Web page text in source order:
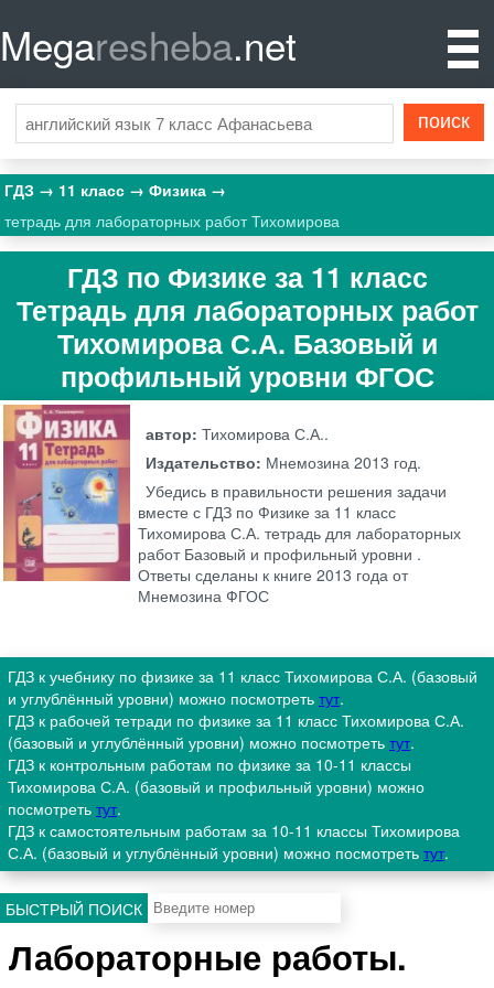
Megaresheba.net
ГДЗ 11 класс
Физика
тетрадь для лабораторных работ Тихомирова
ГДЗ по Физике за 11 класс
Тетрадь для лабораторных работ
Тихомирова С.А. Базовый и
профильный уровни ФГОС
автор:Тихомирова С.А..
Издательство: Мнемозина 2013 год.
Убедись в правильности решения задачи
вместе с ГДЗ по Физике за 11 класс
Тихомирова С.А. тетрадь для лабораторных
работ Базовый и профильный уровни .
Ответы сделаны к книге 2013 года от
Мнемозина ФГОС
ГДЗ к учебнику по физике за 11 класс Тихомирова С.А. (базовый
и углублённый уровни) можно посмотреть тут.
ГДЗ к рабочей тетради по физике за 11 класс Тихомирова С.А.
(базовый и углублённый уровни) можно посмотреть тут.
ГДЗ к контрольным работам по физике за 10-11 классы
Тихомирова С.А. (базовый и профильный уровни) можно
посмотреть тут.
ГДЗ к самостоятельным работам за 10-11 классы Тихомирова
С.А. (базовый и углублённый уровни) можно посмотреть тут.
БЫСТРЫЙ ПОИСК
Лабораторные работы.